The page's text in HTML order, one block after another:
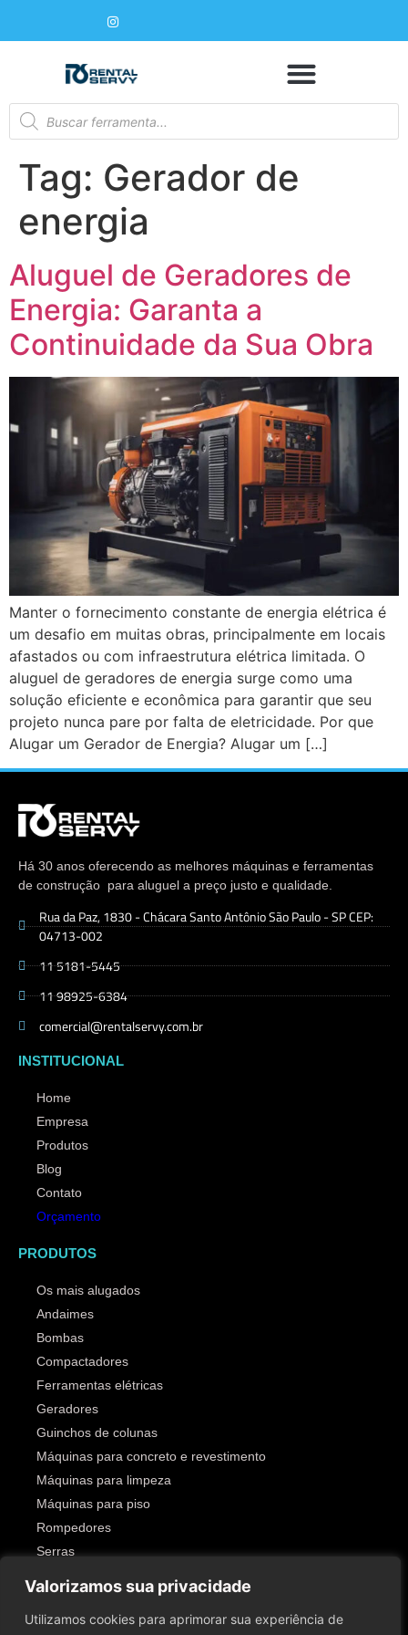
Valorizamos sua privacidade
Utilizamos cookies para aprimorar sua experiência de
Tag: Gerador de
energia
Aluguel de Geradores de
Energia: Garanta a
Continuidade da Sua Obra
Manter o fornecimento constante de energia elétrica é
um desafio em muitas obras, principalmente em locais
afastados ou com infraestrutura elétrica limitada. O
aluguel de geradores de energia surge como uma
solução eficiente e econômica para garantir que seu
projeto nunca pare por falta de eletricidade. Por que
Alugar um Gerador de Energia? Alugar um […]
Há 30 anos oferecendo as melhores máquinas e ferramentas
de construção para aluguel a preço justo e qualidade.
Rua da Paz, 1830 - Chácara Santo Antônio São Paulo - SP CEP:
04713-002
11 5181-5445
11 98925-6384
comercial@rentalservy.com.br
INSTITUCIONAL
Home
Empresa
Produtos
Blog
Contato
Orçamento
PRODUTOS
Os mais alugados
Andaimes
Bombas
Compactadores
Ferramentas elétricas
Geradores
Guinchos de colunas
Máquinas para concreto e revestimento
Máquinas para limpeza
Máquinas para piso
Rompedores
Serras
SIGA-NOS!